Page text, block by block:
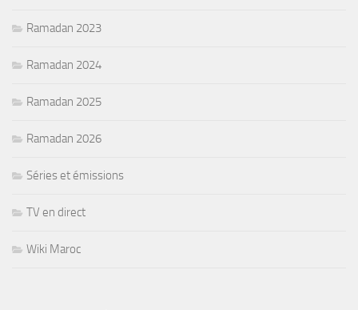
Ramadan 2023
Ramadan 2024
Ramadan 2025
Ramadan 2026
Séries et émissions
TV en direct
Wiki Maroc